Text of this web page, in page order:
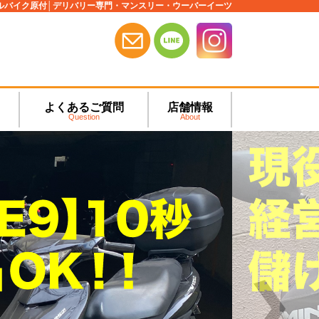
バイク原付│デリバリー専門・マンスリー・ウーバーイーツ
よくあるご質問
Question
店舗情報
About